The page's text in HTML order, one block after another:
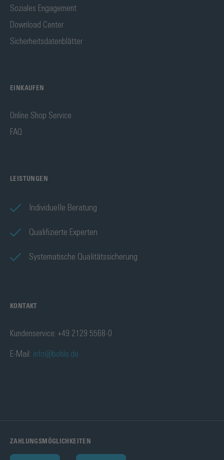
Soziales Engagement
Download Center
Sicherheitsdatenblätter
EINKAUFEN
Online Shop Service
FAQ
LEISTUNGEN
Individuelle Beratung
Qualifizierte Experten
Systematische Qualitätssicherung
KONTAKT
Kundenservice: +49 2129 5568-0
E-Mail: info@bohle.de
ZAHLUNGSMÖGLICHKEITEN